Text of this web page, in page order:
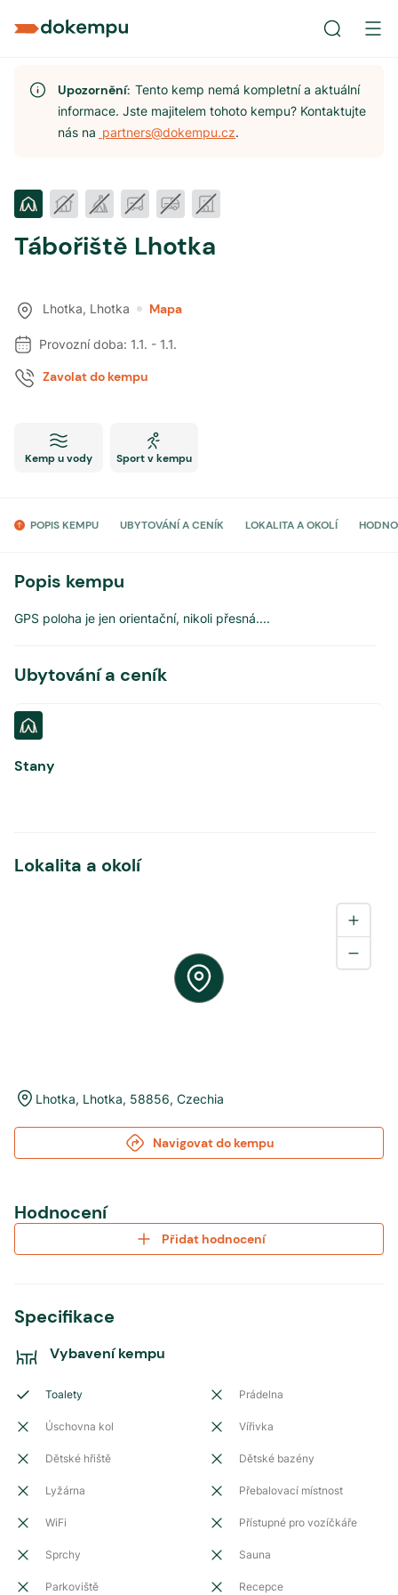
Upozornění:Tento kemp nemá kompletní a aktuální
informace. Jste majitelem tohoto kempu? Kontaktujte
nás na partners@dokempu.cz.
Tábořiště Lhotka
Lhotka, Lhotka Mapa
Provozní doba: 1.1. - 1.1.
Zavolat do kempu
Kemp u vody Sport v kempu
POPIS KEMPU UBYTOVÁNÍ A CENÍK LOKALITA A OKOLÍ
Popis kempu
GPS poloha je jen orientační, nikoli přesná....
Ubytování a ceník
Stany
Lokalita a okolí
Lhotka, Lhotka, 58856, Czechia
Navigovat do kempu
Hodnocení
Přidat hodnocení
Specifikace
Vybavení kempu
Toalety Prádelna
Úschovna kol Vířivka
Dětské hřiště Dětské bazény
Lyžárna Přebalovací místnost
WiFi Přístupné pro vozíčkáře
Sprchy Sauna
Parkoviště Recepce